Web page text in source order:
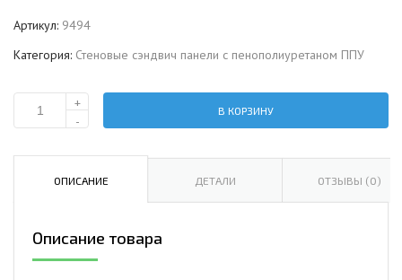
Артикул: 9494
Категория: Стеновые сэндвич панели с пенополиуретаном ППУ
Количество
сэндвич-
ширина
1000
+
-
В КОРЗИНУ
ОПИСАНИЕ ДЕТАЛИ ОТЗЫВЫ (0)
Описание товара